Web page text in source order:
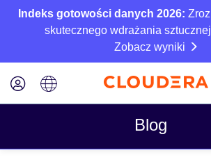
Indeks gotowości danych 2026:
skutecznego wdrażania
Zobacz wyniki
Blog